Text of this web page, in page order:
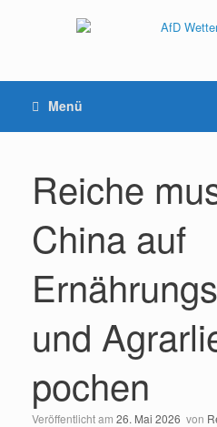
Menü
Reiche
China auf
und
pochen
Veröffentlicht am 26. Mai 2026 von